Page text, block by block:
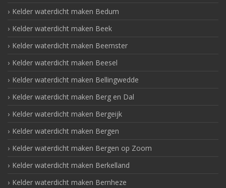
Kelder waterdicht maken Bedum
Kelder waterdicht maken Beek
Kelder waterdicht maken Beemster
Kelder waterdicht maken Beesel
Kelder waterdicht maken Bellingwedde
Kelder waterdicht maken Berg en Dal
Kelder waterdicht maken Bergeijk
Kelder waterdicht maken Bergen
Kelder waterdicht maken Bergen op Zoom
Kelder waterdicht maken Berkelland
Kelder waterdicht maken Bernheze